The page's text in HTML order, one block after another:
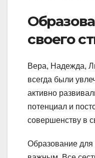
своего
Вера, Надежда,
всегда были
активно
потенциал и
совершенству в
Образование для